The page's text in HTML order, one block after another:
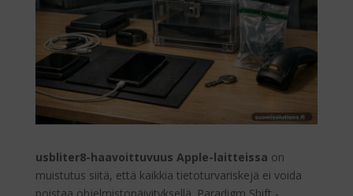
usbliter8-haavoittuvuus Apple-laitteissa on
muistutus siitä, että kaikkia tietoturvariskejä ei voida
poistaa ohjelmistopäivityksellä. Paradigm Shift -